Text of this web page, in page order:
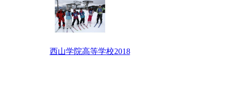
西山学院高等学校2018